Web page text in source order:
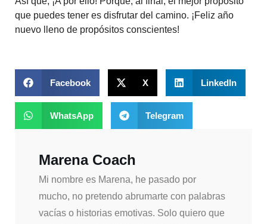
que puedes tener es disfrutar del camino. ¡Feliz año
nuevo lleno de propósitos conscientes!
Facebook X LinkedIn
WhatsApp Telegram
Marena Coach
Mi nombre es Marena, he pasado por
mucho, no pretendo abrumarte con palabras
vacías o historias emotivas. Solo quiero que